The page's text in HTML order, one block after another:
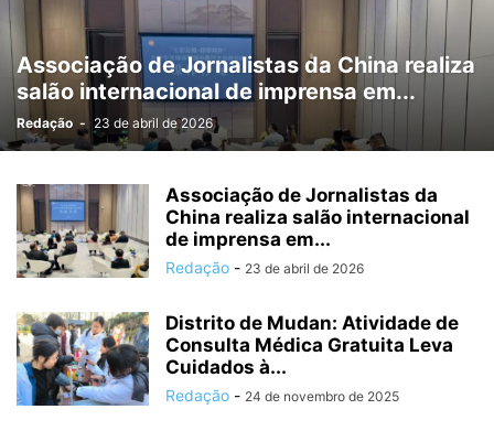
Associação de Jornalistas da China realiza
salão internacional de imprensa em...
Redação - 23 de abril de 2026
Associação de Jornalistas da
China realiza salão internacional
de imprensa em...
Redação - 23 de abril de 2026
Distrito de Mudan: Atividade de
Consulta Médica Gratuita Leva
Cuidados à...
Redação - 24 de novembro de 2025